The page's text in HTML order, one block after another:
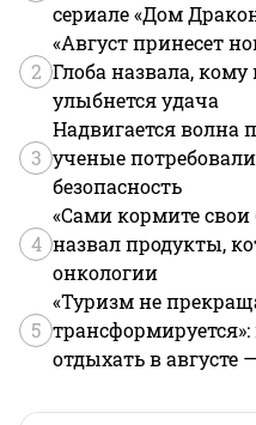
сериале «Дом
2
«Август принесет
Глоба назвала, кому
улыбнется удача
3
Надвигается волна
ученые
безопасность
4
«Сами кормите
назвал продукты,
онкологии
5
«Туризм не
отдыхать в августе